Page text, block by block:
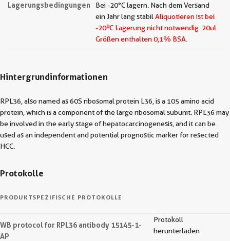
Lagerungsbedingungen
Bei -20°C lagern. Nach dem Versand
ein Jahr lang stabil Aliquotieren ist bei
-20oC Lagerung nicht notwendig. 20ul
Größen enthalten 0,1% BSA.
Hintergrundinformationen
RPL36, also named as 60S ribosomal protein L36, is a 105 amino acid
protein, which is a component of the large ribosomal subunit. RPL36 may
be involved in the early stage of hepatocarcinogenesis, and it can be
used as an independent and potential prognostic marker for resected
HCC.
Protokolle
PRODUKTSPEZIFISCHE PROTOKOLLE
WB protocol for RPL36 antibody 15145-1-
AP
Protokoll
herunterladen